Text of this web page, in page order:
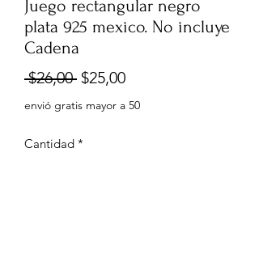
Juego rectangular negro
plata 925 mexico. No incluye
Cadena
$26,00 Precio
$25,00Precio
de
envió gratis mayor a 50
Cantidad *